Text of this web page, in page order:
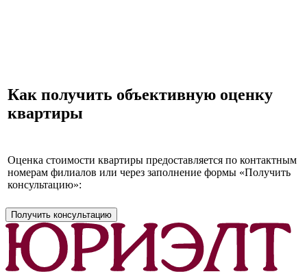
Как получить объективную оценку
квартиры
Оценка стоимости квартиры предоставляется по контактным
номерам филиалов или через заполнение формы «Получить
консультацию»:
Получить консультацию